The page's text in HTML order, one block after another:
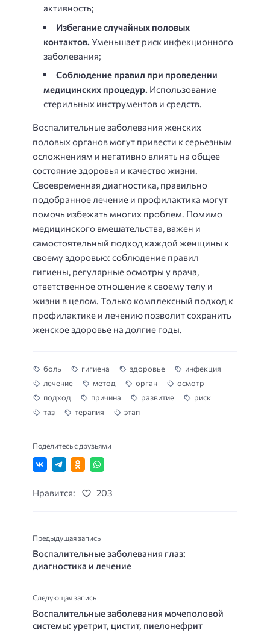
активность;
Избегание случайных половых
контактов. Уменьшает риск инфекционного
заболевания;
Соблюдение правил при проведении
медицинских процедур. Использование
стерильных инструментов и средств.
Воспалительные заболевания женских
половых органов могут привести к серьезным
осложнениям и негативно влиять на общее
состояние здоровья и качество жизни.
Своевременная диагностика, правильно
подобранное лечение и профилактика могут
помочь избежать многих проблем. Помимо
медицинского вмешательства, важен и
самостоятельный подход каждой женщины к
своему здоровью: соблюдение правил
гигиены, регулярные осмотры у врача,
ответственное отношение к своему телу и
жизни в целом. Только комплексный подход к
профилактике и лечению позволит сохранить
женское здоровье на долгие годы.
боль гигиена здоровье
инфекция
лечение
метод орган
осмотр
подход
причина развитие
риск
таз
терапия этап
Поделитесь с друзьями
Нравится: 203
Предыдущая запись
Воспалительные заболевания глаз:
диагностика и лечение
Следующая запись
Воспалительные заболевания мочеполовой
системы: уретрит, цистит, пиелонефрит